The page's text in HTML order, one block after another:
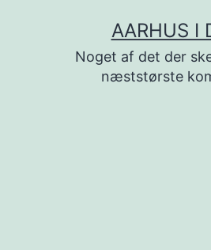
AARHUS I
Noget af det der
næststørste